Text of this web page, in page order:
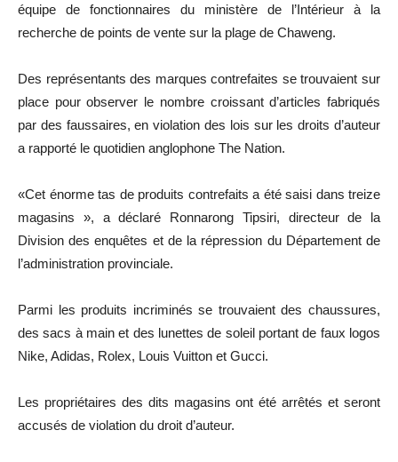
équipe de fonctionnaires du ministère de l’Intérieur à la
recherche de points de vente sur la plage de Chaweng.
Des représentants des marques contrefaites se trouvaient sur
place pour observer le nombre croissant d’articles fabriqués
par des faussaires, en violation des lois sur les droits d’auteur
a rapporté le quotidien anglophone The Nation.
«Cet énorme tas de produits contrefaits a été saisi dans treize
magasins », a déclaré Ronnarong Tipsiri, directeur de la
Division des enquêtes et de la répression du Département de
l’administration provinciale.
Parmi les produits incriminés se trouvaient des chaussures,
des sacs à main et des lunettes de soleil portant de faux logos
Nike, Adidas, Rolex, Louis Vuitton et Gucci.
Les propriétaires des dits magasins ont été arrêtés et seront
accusés de violation du droit d’auteur.